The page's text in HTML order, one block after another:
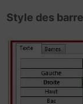
Style des